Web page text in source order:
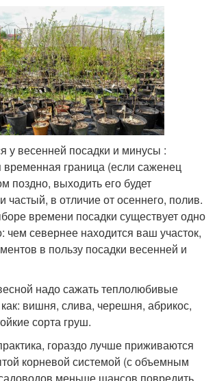
у весенней посадки и минусы :
временная граница (если саженец
поздно, выходить его будет
частый, в отличие от осеннего, полив.
времени посадки существует одно
чем севернее находится ваш участок,
в пользу посадки весенней и
надо сажать теплолюбивые
вишня, слива, черешня, абрикос,
сорта груш.
гораздо лучше приживаются
корневой системой (с объемным